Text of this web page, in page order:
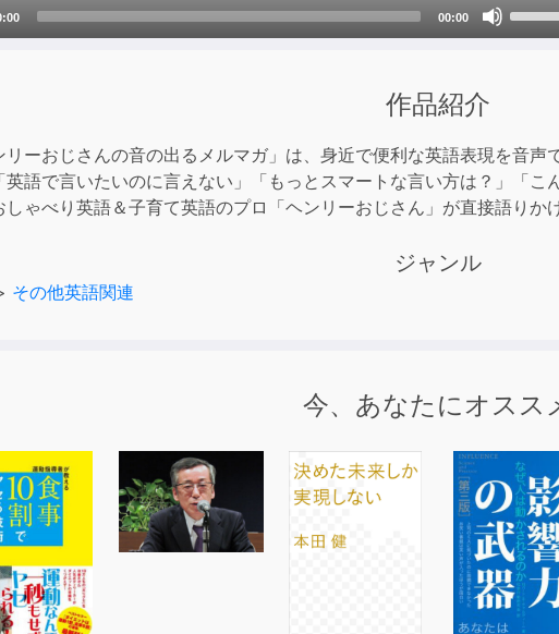
00:00
or
作品紹介
リーおじさんの音の出るメルマガ」は、身近で便利な英語表現を音
英語で言いたいのに言えない」「もっとスマートな言い方は？」「
しゃべり英語＆子育て英語のプロ「ヘンリーおじさん」が直接語りか
ジャンル
その他英語関連
今、あなたにオスス